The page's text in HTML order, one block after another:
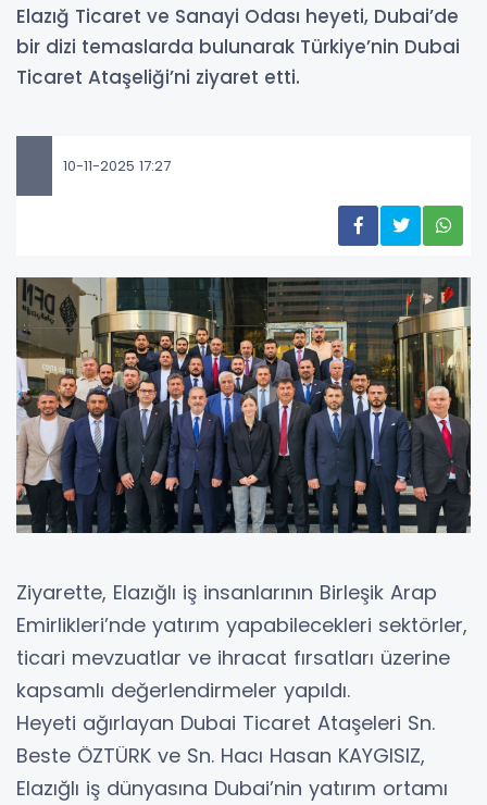
Elazığ Ticaret ve Sanayi Odası heyeti, Dubai’de
bir dizi temaslarda bulunarak Türkiye’nin Dubai
Ticaret Ataşeliği’ni ziyaret etti.
10-11-2025 17:27
Ziyarette, Elazığlı iş insanlarının Birleşik Arap
Emirlikleri’nde yatırım yapabilecekleri sektörler,
ticari mevzuatlar ve ihracat fırsatları üzerine
kapsamlı değerlendirmeler yapıldı.
Heyeti ağırlayan Dubai Ticaret Ataşeleri Sn.
Beste ÖZTÜRK ve Sn. Hacı Hasan KAYGISIZ,
Elazığlı iş dünyasına Dubai’nin yatırım ortamı